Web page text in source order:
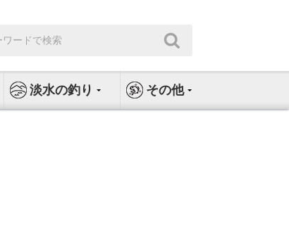
淡水の釣り その他